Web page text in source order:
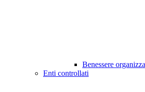
Benessere
Enti controllati